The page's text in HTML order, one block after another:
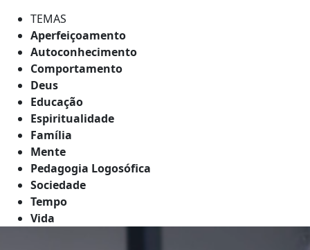
TEMAS
Aperfeiçoamento
Autoconhecimento
Comportamento
Deus
Educação
Espiritualidade
Família
Mente
Pedagogia Logosófica
Sociedade
Tempo
Vida